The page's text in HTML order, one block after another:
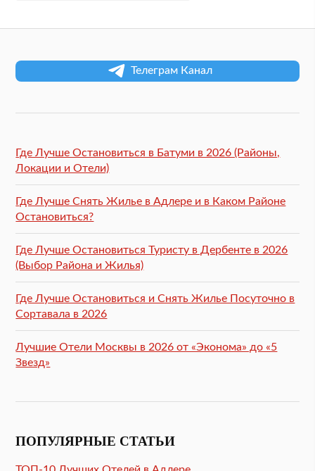
Телеграм Канал
Где Лучше Остановиться в Батуми в 2026 (Районы,
Локации и Отели)
Где Лучше Снять Жилье в Адлере и в Каком Районе
Остановиться?
Где Лучше Остановиться Туристу в Дербенте в 2026
(Выбор Района и Жилья)
Где Лучше Остановиться и Снять Жилье Посуточно в
Сортавала в 2026
Лучшие Отели Москвы в 2026 от «Эконома» до «5
Звезд»
ПОПУЛЯРНЫЕ СТАТЬИ